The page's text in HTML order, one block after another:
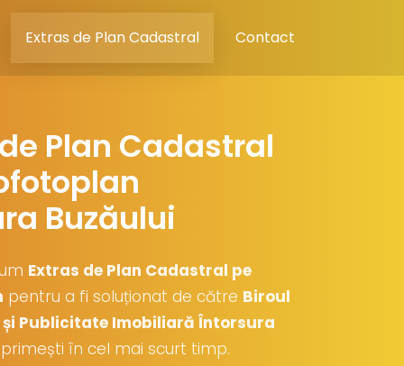
Extras de Plan Cadastral Contact
Plan Cadastral
Buzăului
Extras de Plan Cadastral pe
pentru a fi soluționat de către Biroul
Publicitate Imobiliară Întorsura
în cel mai scurt timp.